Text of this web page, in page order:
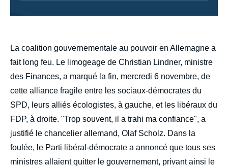
body
La coalition gouvernementale au pouvoir en Allemagne a
fait long feu. Le limogeage de Christian Lindner, ministre
des Finances, a marqué la fin, mercredi 6 novembre, de
cette alliance fragile entre les sociaux-démocrates du
SPD, leurs alliés écologistes, à gauche, et les libéraux du
FDP, à droite. "Trop souvent, il a trahi ma confiance", a
justifié le chancelier allemand, Olaf Scholz. Dans la
foulée, le Parti libéral-démocrate a annoncé que tous ses
ministres allaient quitter le gouvernement, privant ainsi le